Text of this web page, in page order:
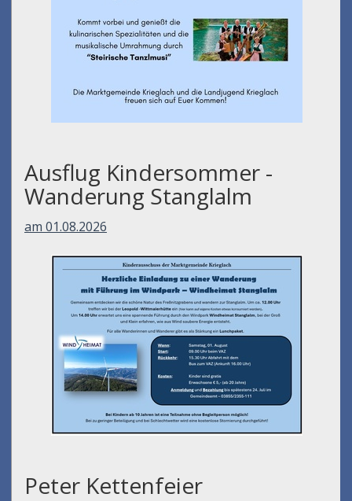
Ausflug Kindersommer -
Wanderung Stanglalm
am 01.08.2026
Peter Kettenfeier